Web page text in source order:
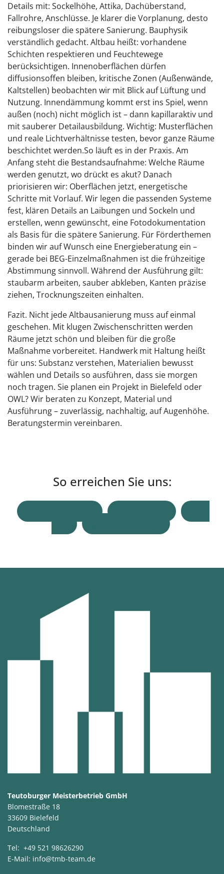
Details mit: Sockelhöhe, Attika, Dachüberstand,
Fallrohre, Anschlüsse. Je klarer die Vorplanung, desto
reibungsloser die spätere Sanierung. Bauphysik
verständlich gedacht. Altbau heißt: vorhandene
Schichten respektieren und Feuchtewege
berücksichtigen. Innenoberflächen dürfen
diffusionsoffen bleiben, kritische Zonen (Außenwände,
Kaltstellen) beobachten wir mit Blick auf Lüftung und
Nutzung. Innendämmung kommt erst ins Spiel, wenn
außen (noch) nicht möglich ist – dann kapillaraktiv und
mit sauberer Detailausbildung. Wichtig: Musterflächen
und reale Lichtverhältnisse testen, bevor ganze Räume
beschichtet werden.So läuft es in der Praxis. Am
Anfang steht die Bestandsaufnahme: Welche Räume
werden genutzt, wo drückt es akut? Danach
priorisieren wir: Oberflächen jetzt, energetische
Schritte mit Vorlauf. Wir legen die passenden Systeme
fest, klären Details an Laibungen und Sockeln und
erstellen, wenn gewünscht, eine Fotodokumentation
als Basis für die spätere Sanierung. Für Förderthemen
binden wir auf Wunsch eine Energieberatung ein –
gerade bei BEG-Einzelmaßnahmen ist die frühzeitige
Abstimmung sinnvoll. Während der Ausführung gilt:
staubarm arbeiten, sauber abkleben, Kanten präzise
ziehen, Trocknungszeiten einhalten.
Fazit. Nicht jede Altbausanierung muss auf einmal
geschehen. Mit klugen Zwischenschritten werden
Räume jetzt schön und bleiben für die große
Maßnahme vorbereitet. Handwerk mit Haltung heißt
für uns: Substanz verstehen, Materialien bewusst
wählen und Details so ausführen, dass sie morgen
noch tragen. Sie planen ein Projekt in Bielefeld oder
OWL? Wir beraten zu Konzept, Material und
Ausführung – zuverlässig, nachhaltig, auf Augenhöhe.
Beratungstermin vereinbaren.
So erreichen Sie uns:
Mail
Teutoburger Meisterbetrieb GmbH
Blomestraße 18
33609 Bielefeld
Deutschland
Tel: +49 521 98626290
E-Mail: info@tmb-team.de